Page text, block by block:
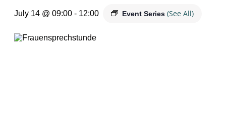
July 14 @ 09:00 - 12:00 Event Series (See All)